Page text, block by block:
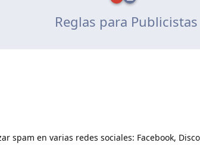
Reglas para Publicistas
spam en varias redes sociales: Facebook,